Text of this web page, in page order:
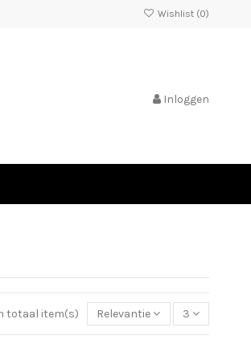
Wishlist (0)
Inloggen
totaal item(s) Relevantie 3